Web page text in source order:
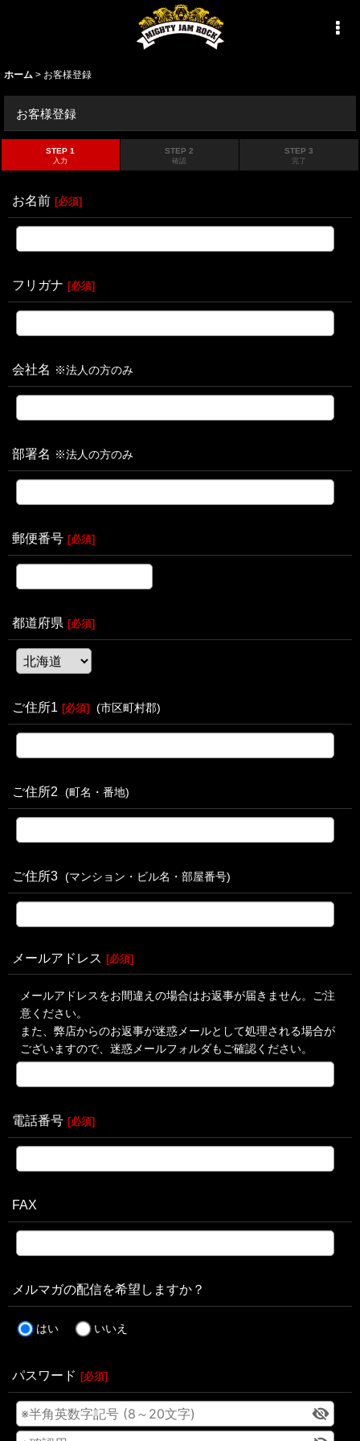
ホーム > お客様登録
お客様登録
STEP 1
入力
STEP 2
確認
STEP 3
完了
お名前 [必須]
フリガナ [必須]
会社名 ※法人の方のみ
部署名 ※法人の方のみ
郵便番号 [必須]
都道府県 [必須]
ご住所1 [必須] (市区町村郡)
ご住所2 (町名・番地)
ご住所3 (マンション・ビル名・部屋番号)
メールアドレス [必須]
メールアドレスをお間違えの場合はお返事が届きません。ご注
意ください。
また、弊店からのお返事が迷惑メールとして処理される場合が
ございますので、迷惑メールフォルダもご確認ください。
電話番号 [必須]
FAX
メルマガの配信を希望しますか？
はい いいえ
パスワード [必須]